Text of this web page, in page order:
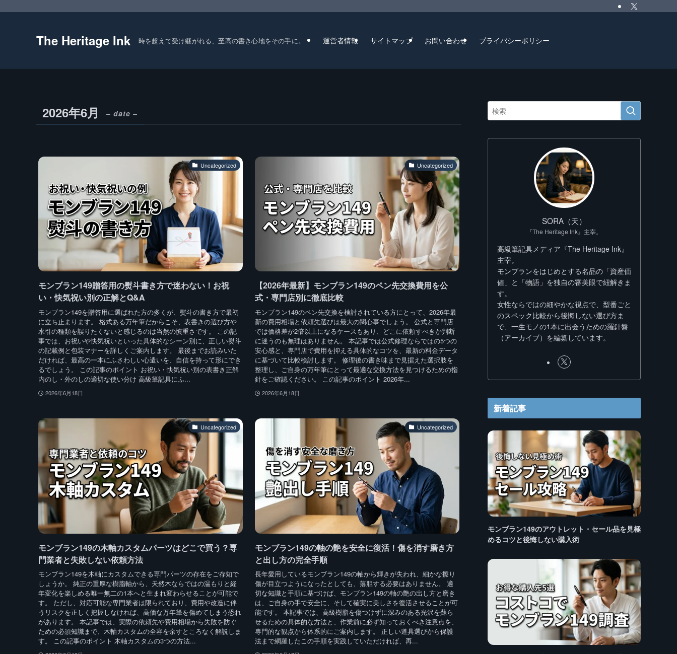
The Heritage Ink 時を超えて受け継がれる、至高の書き心地をその手に。 運営者情報 サイトマップ お問い合わせ プライバシーポリシー
2026年6月 – date –
Uncategorized
モンブラン149贈答用の熨斗書き方で迷わない！お祝
い・快気祝い別の正解とQ&A
モンブラン149を贈答用に選ばれた方の多くが、熨斗の書き方で最初
に立ち止まります。 格式ある万年筆だからこそ、表書きの選び方や
水引の種類を誤りたくないと感じるのは当然の慎重さです。 この記
事では、お祝いや快気祝いといった具体的なシーン別に、正しい熨斗
の記載例と包装マナーを詳しくご案内します。 最後までお読みいた
だければ、最高の一本にふさわしい心遣いを、自信を持って形にでき
るでしょう。 この記事のポイント お祝い・快気祝い別の表書き正解
内のし・外のしの適切な使い分け 高級筆記具にふ...
2026年6月18日
Uncategorized
【2026年最新】モンブラン149のペン先交換費用を公
式・専門店別に徹底比較
モンブラン149のペン先交換を検討されている方にとって、2026年最
新の費用相場と依頼先選びは最大の関心事でしょう。 公式と専門店
では価格差が2倍以上になるケースもあり、どこに依頼すべきか判断
に迷うのも無理はありません。 本記事では公式修理ならではの5つの
安心感と、専門店で費用を抑える具体的なコツを、最新の料金データ
に基づいて比較検討します。 修理後の書き味まで見据えた選択肢を
整理し、ご自身の万年筆にとって最適な交換方法を見つけるための指
針をご確認ください。 この記事のポイント 2026年...
2026年6月18日
Uncategorized
モンブラン149の木軸カスタムパーツはどこで買う？専
門業者と失敗しない依頼方法
モンブラン149を木軸にカスタムできる専門パーツの存在をご存知で
しょうか。 純正の重厚な樹脂軸から、天然木ならではの温もりと経
年変化を楽しめる唯一無二の1本へと生まれ変わらせることが可能で
す。 ただし、対応可能な専門業者は限られており、費用や改造に伴
うリスクを正しく把握しなければ、高価な万年筆を傷めてしまう恐れ
があります。 本記事では、実際の依頼先や費用相場から失敗を防ぐ
ための必須知識まで、木軸カスタムの全容を余すところなく解説しま
す。 この記事のポイント 木軸カスタムの3つの方法...
Uncategorized
モンブラン149の軸の艶を安全に復活！傷を消す磨き方
と出し方の完全手順
長年愛用しているモンブラン149の軸から輝きが失われ、細かな擦り
傷が目立つようになったとしても、落胆する必要はありません。 適
切な知識と手順に基づけば、モンブラン149の軸の艶の出し方と磨き
は、ご自身の手で安全に、そして確実に美しさを復活させることが可
能です。 本記事では、高級樹脂を傷つけずに深みのある光沢を蘇ら
せるための具体的な方法と、作業前に必ず知っておくべき注意点を、
専門的な観点から体系的にご案内します。 正しい道具選びから保護
法まで網羅したこの手順を実践していただければ、再...
SORA（天）
『The Heritage Ink』主宰。
高級筆記具メディア『The Heritage Ink』
主宰。
モンブランをはじめとする名品の「資産価
値」と「物語」を独自の審美眼で紐解きま
す。
女性ならではの細やかな視点で、型番ごと
のスペック比較から後悔しない選び方ま
で、一生モノの1本に出会うための羅針盤
（アーカイブ）を編纂しています。
新着記事
モンブラン149のアウトレット・セール品を見極
めるコツと後悔しない購入術